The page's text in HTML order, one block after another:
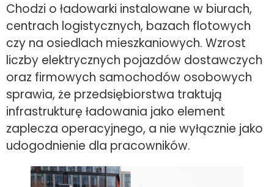
Chodzi o ładowarki instalowane w biurach,
centrach logistycznych, bazach flotowych
czy na osiedlach mieszkaniowych. Wzrost
liczby elektrycznych pojazdów dostawczych
oraz firmowych samochodów osobowych
sprawia, że przedsiębiorstwa traktują
infrastrukturę ładowania jako element
zaplecza operacyjnego, a nie wyłącznie jako
udogodnienie dla pracowników.